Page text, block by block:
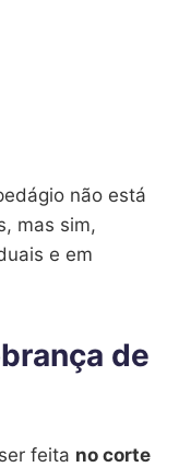
não está
mas sim,
e em
de
feita no corte